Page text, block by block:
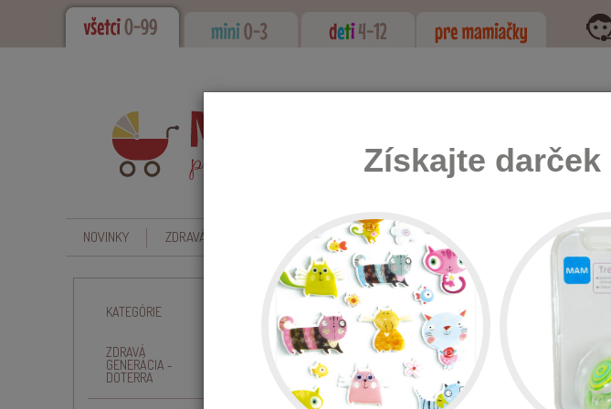
NOVINKY ZDRAVÁ GENERÁCIA - DOTERRA CBD - OLEJE I9 INFORMOVANÁ FĽAŠA
KATEGÓRIE
ZDRAVÁ
GENERÁCIA -
DOTERRA
Úvod Kŕmenie, hygiena a zdravie Pohodlie na cestách
Získajte darček